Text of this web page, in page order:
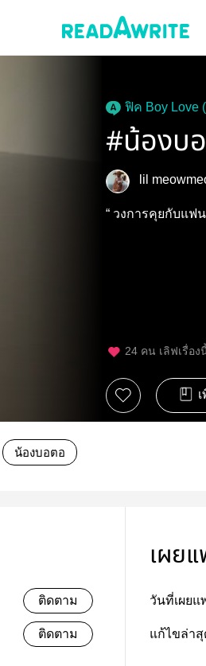
ฟิค Boy Love
#น้องบ
lil
“ วงการคุยกับแฟ
24 คน เลิฟเรื่อง
น้องบอตอ
ติดตาม
ติดตาม
เผย
วันที่เผยแ
แก้ไขล่าสุ